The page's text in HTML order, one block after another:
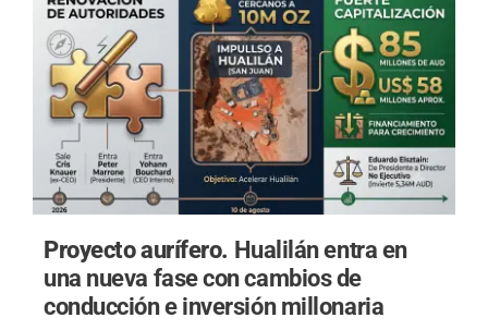
Proyecto aurífero. Hualilán entra en
una nueva fase con cambios de
conducción e inversión millonaria